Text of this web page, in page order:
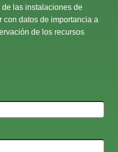
las instalaciones de
con datos de importancia a
de los recursos